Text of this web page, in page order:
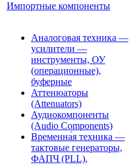
Импортные компоненты
Аналоговая техника —
усилители —
инструменты, ОУ
(операционные),
буферные
Аттенюаторы
(Attenuators)
Аудиокомпоненты
(Audio Components)
Временна́я техника —
тактовые генераторы,
ФАПЧ (PLL),